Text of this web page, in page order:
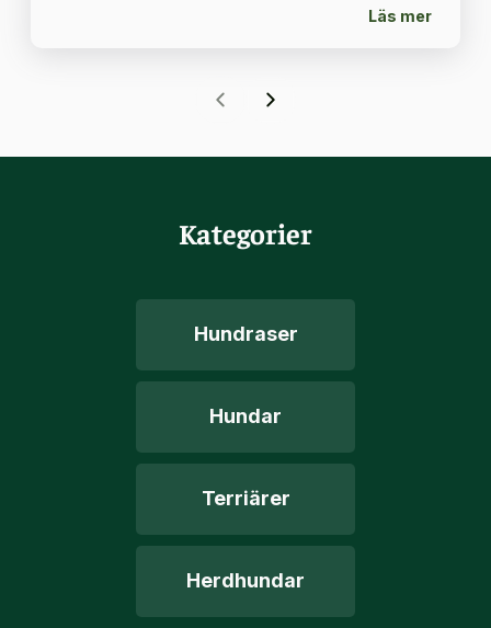
Läs mer
Kategorier
Hundraser
Hundar
Terriärer
Herdhundar